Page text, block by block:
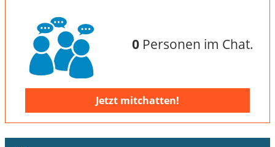
0Personen im Chat.
Jetzt mitchatten!